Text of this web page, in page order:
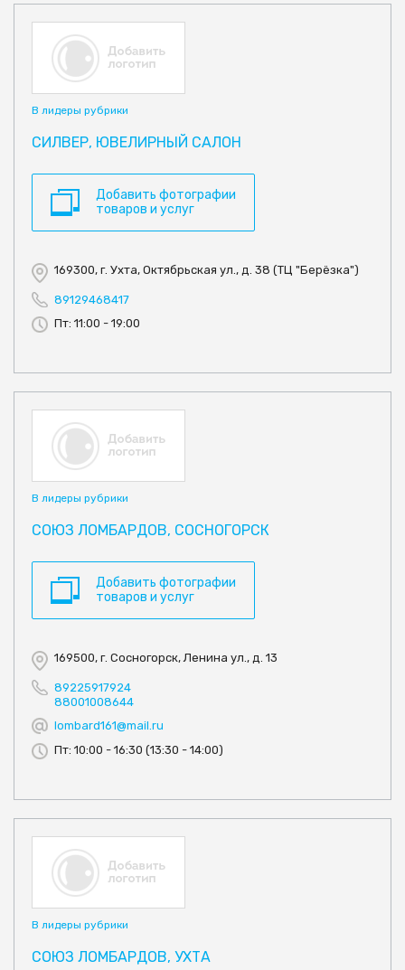
В лидеры рубрики
СИЛВЕР, ЮВЕЛИРНЫЙ САЛОН
Добавить фотографии
товаров и услуг
169300, г. Ухта, Октябрьская ул., д. 38 (ТЦ "Берёзка")
89129468417
Пт: 11:00 - 19:00
В лидеры рубрики
СОЮЗ ЛОМБАРДОВ, СОСНОГОРСК
Добавить фотографии
товаров и услуг
169500, г. Сосногорск, Ленина ул., д. 13
89225917924
88001008644
lombard161@mail.ru
Пт: 10:00 - 16:30 (13:30 - 14:00)
В лидеры рубрики
СОЮЗ ЛОМБАРДОВ, УХТА